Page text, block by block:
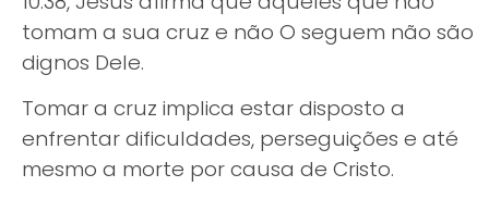
tomam a sua cruz e não O seguem não são
dignos Dele.
Tomar a cruz implica estar disposto a
enfrentar dificuldades, perseguições e até
mesmo a morte por causa de Cristo.